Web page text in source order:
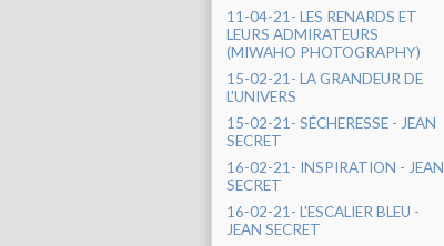
11-04-21- LES RENARDS ET
LEURS ADMIRATEURS
(MIWAHO PHOTOGRAPHY)
15-02-21- LA GRANDEUR DE
L'UNIVERS
15-02-21- SÉCHERESSE - JEAN
SECRET
16-02-21- INSPIRATION - JEAN
SECRET
16-02-21- L'ESCALIER BLEU -
JEAN SECRET